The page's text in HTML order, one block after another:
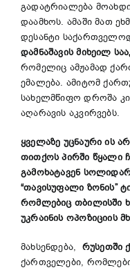
გადატრიალება
დაამხოს. ამაში მათ
დესანტი
დამნაშავის მიხეილ
რომელიც ამჟამად
ემალება. ამიტომ
სახელმწიფო დროშა
აღარავის აკვირვებს.
ყველაზე უცნაური ის
თითქოს პირში წყალი
გამოხატავენ
“თავისუფალი ზონის”
რომლებიც თბილისში
უკრაინის ოპოზიციის
მახსენდება, რუსეთში
ქართველები,